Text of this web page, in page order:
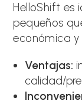
HelloShift
pequeños
económica
Ventajas:
calidad/